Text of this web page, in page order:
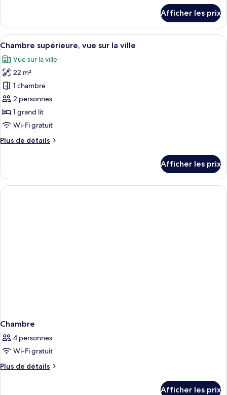
sur
la
ville
Chambre
supérieure,
vue
la
ville
Afficher les prix
Afficher
toutes
les
photos
pour
ce
type
de
chambre :
Chambre
sur
la
Une chambre à coucher moderne
22
Chambre supérieure, vue sur la ville
Vue sur la ville
22 m²
1 chambre
2 personnes
1 grand lit
Wi-Fi gratuit
Plus de détails
Plus
Chambre
supérieure,
vue
Afficher les prix
Chambre
4 personnes
Wi-Fi gratuit
Plus de détails
Plus
Afficher les prix